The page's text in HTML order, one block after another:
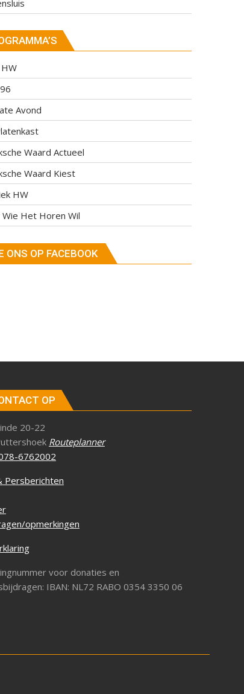
Avond
Waard Actueel
Waard Kiest
HW
Wie Het Horen Wil
ONS OP FACEBOOK
OP
20-22
Routeplanner
6762002
Persberichten
opmerkingen
voor donaties en
IBAN: NL72 RABO 0354 3350 06